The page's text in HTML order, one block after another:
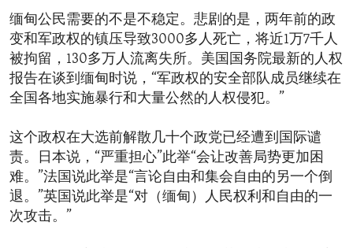
缅甸公民需要的不是不稳定。悲剧的是，两年前的政
变和军政权的镇压导致3000多人死亡，将近1万7千人
被拘留，130多万人流离失所。美国国务院最新的人权
报告在谈到缅甸时说，“军政权的安全部队成员继续在
全国各地实施暴行和大量公然的人权侵犯。”
这个政权在大选前解散几十个政党已经遭到国际谴
责。日本说，“严重担心”此举“会让改善局势更加困
难。”法国说此举是“言论自由和集会自由的另一个倒
退。”英国说此举是“对（缅甸）人民权利和自由的一
次攻击。”